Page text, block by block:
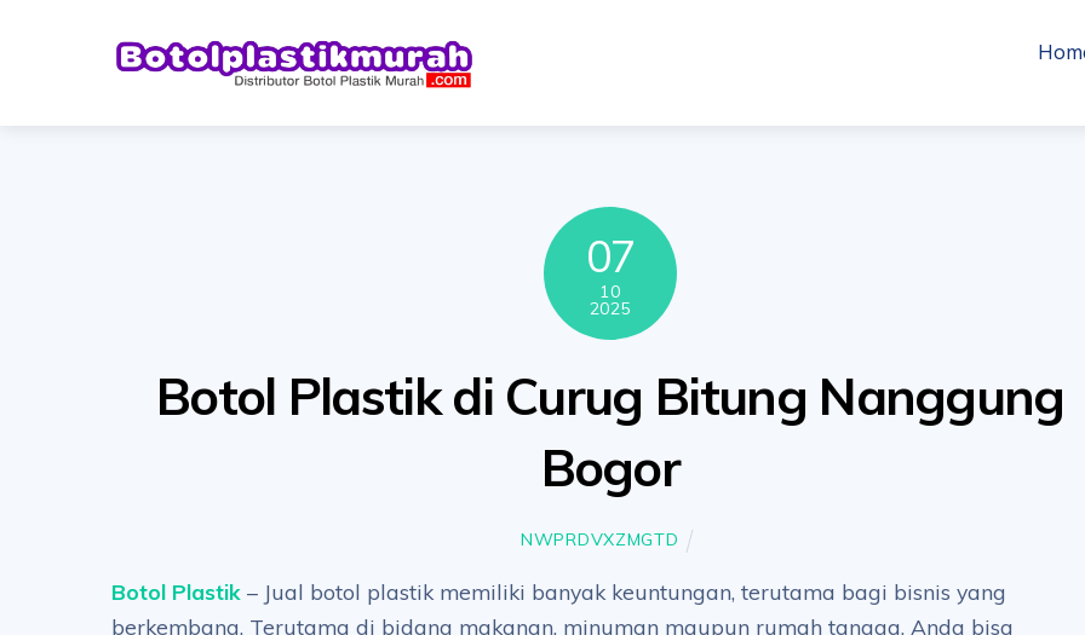
07
10
2025
Botol Plastik di Curug Bitung Nanggung
Bogor
NWPRDVXZMGTD
Botol Plastik – Jual botol plastik memiliki banyak keuntungan, terutama bagi bisnis yang
berkembang. Terutama di bidang makanan, minuman maupun rumah tangga, Anda bisa